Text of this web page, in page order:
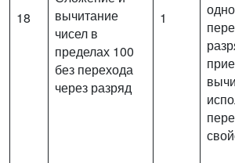
18
вычитание
чисел в
пределах 100
без перехода
через разряд
1